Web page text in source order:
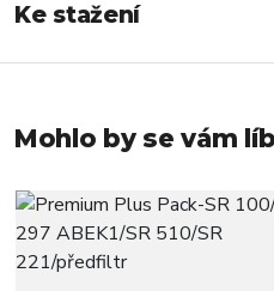
Ke stažení
Mohlo by se vám